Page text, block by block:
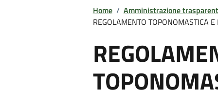
Home / Amministrazione
REGOLAMENTO TOPONOMASTICA E